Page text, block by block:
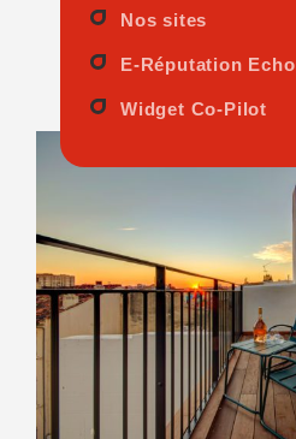
Nos sites
E-Réputation Echo
Widget Co-Pilot